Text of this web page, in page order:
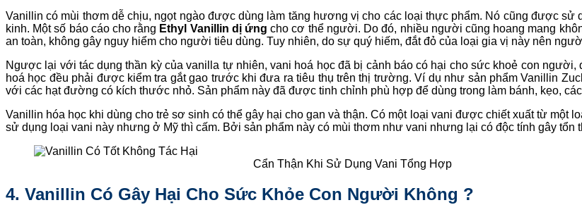
Vanillin có mùi thơm dễ chịu, ngọt ngào được dùng làm tăng hương vị cho các loại thực phẩm. Nó cũng được sử
kinh. Một số báo cáo cho rằng Ethyl Vanillin dị ứng cho cơ thể người. Do đó, nhiều người cũng hoang mang
an toàn, không gây nguy hiểm cho người tiêu dùng. Tuy nhiên, do sự quý hiếm, đắt đỏ của loại gia vị này nên
Ngược lại với tác dụng thần kỳ của vanilla tự nhiên, vani hoá học đã bị cảnh báo có hại cho sức khoẻ con
hoá học đều phải được kiểm tra gắt gao trước khi đưa ra tiêu thụ trên thị trường. Ví dụ như sản phẩm Vanillin
với các hạt đường có kích thước nhỏ. Sản phẩm này đã được tinh chỉnh phù hợp để dùng trong làm bánh, kẹo,
Vanillin hóa học khi dùng cho trẻ sơ sinh có thể gây hại cho gan và thận. Có một loại vani được chiết xuất từ một
sử dụng loại vani này nhưng ở Mỹ thì cấm. Bởi sản phẩm này có mùi thơm như vani nhưng lại có độc tính gây tổn
Cẩn Thận Khi Sử Dụng Vani Tổng Hợp
4. Vanillin Có Gây Hại Cho Sức Khỏe Con Người Không ?